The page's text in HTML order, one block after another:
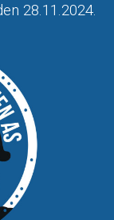
28.11.2024.